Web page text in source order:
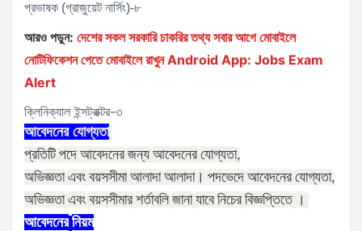
প্রভাষক (গ্রাজুয়েট নার্সিং)-৮
আরও পড়ুন: দেশের সকল সরকারি চাকরির তথ্য সবার আগে মোবাইলে
নোটিফিকেশন পেতে মোবাইলে রাখুন Android App: Jobs Exam
Alert
ক্লিনিক্যাল ইন্সট্রাক্টর-৩
আবেদনের যোগ্যতা
প্রতিটি পদে আবেদনের জন্য আবেদনের যোগ্যতা,
অভিজ্ঞতা এবং বয়সসীমা আলাদা আলাদা। পদভেদে আবেদনের যোগ্যতা,
অভিজ্ঞতা এবং বয়সসীমার শর্তাবলি জানা যাবে নিচের বিজ্ঞপ্তিতে ।
আবেদনের নিয়ম